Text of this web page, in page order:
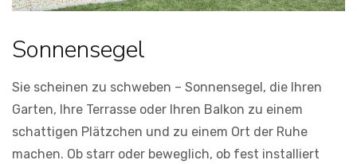
Sonnensegel
Sie scheinen zu schweben – Sonnensegel, die Ihren
Garten, Ihre Terrasse oder Ihren Balkon zu einem
schattigen Plätzchen und zu einem Ort der Ruhe
machen. Ob starr oder beweglich, ob fest installiert